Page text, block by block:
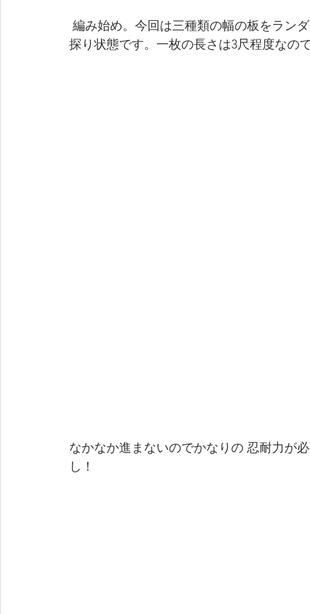
探り状態です。一枚の長さは3尺程度なの
なかなか進まないのでかなりの 忍耐力が
し！